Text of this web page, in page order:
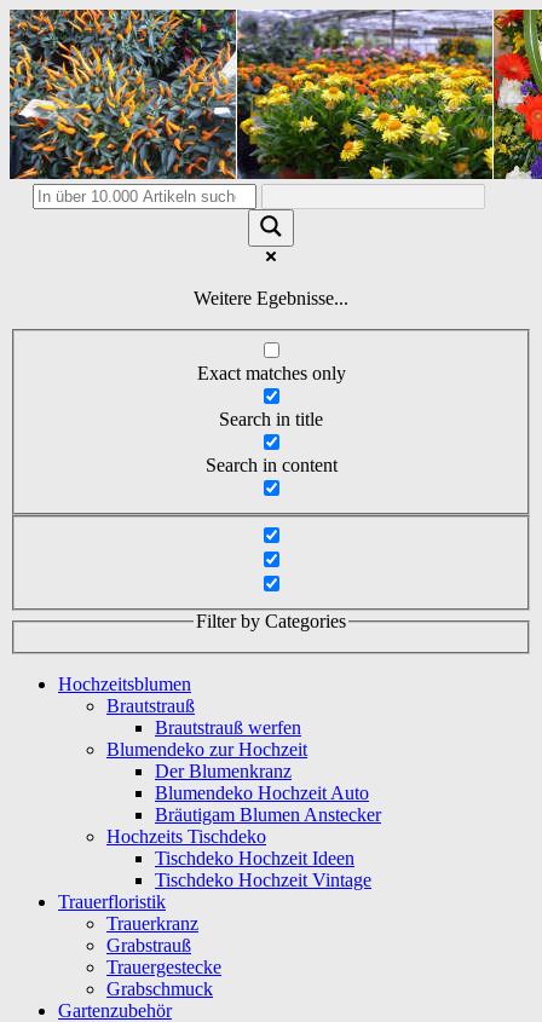
Weitere Egebnisse...
Exact matches only
Search in title
Search in content
Filter by Categories
Hochzeitsblumen
Brautstrauß
Brautstrauß werfen
Blumendeko zur Hochzeit
Der Blumenkranz
Blumendeko Hochzeit Auto
Bräutigam Blumen Anstecker
Hochzeits Tischdeko
Tischdeko Hochzeit Ideen
Tischdeko Hochzeit Vintage
Trauerfloristik
Trauerkranz
Grabstrauß
Trauergestecke
Grabschmuck
Gartenzubehör